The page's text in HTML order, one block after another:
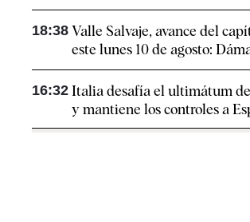
18:38 Valle Salvaje, avance del
este lunes 10 de agosto:
16:32 Italia desafía el ultimátum
y mantiene los controles a